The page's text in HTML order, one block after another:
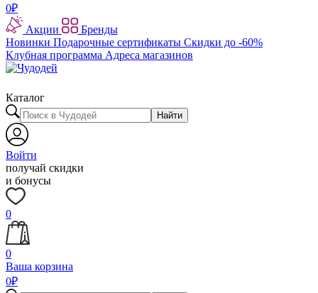
0₽
Акции
Бренды
Новинки Подарочные сертификаты Скидки до -60%
Клубная программа Адреса магазинов
Каталог
Найти
Войти
получай скидки
и бонусы
0
0
Ваша корзина
0₽